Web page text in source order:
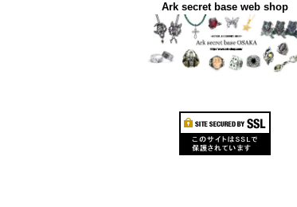
Ark secret base web shop